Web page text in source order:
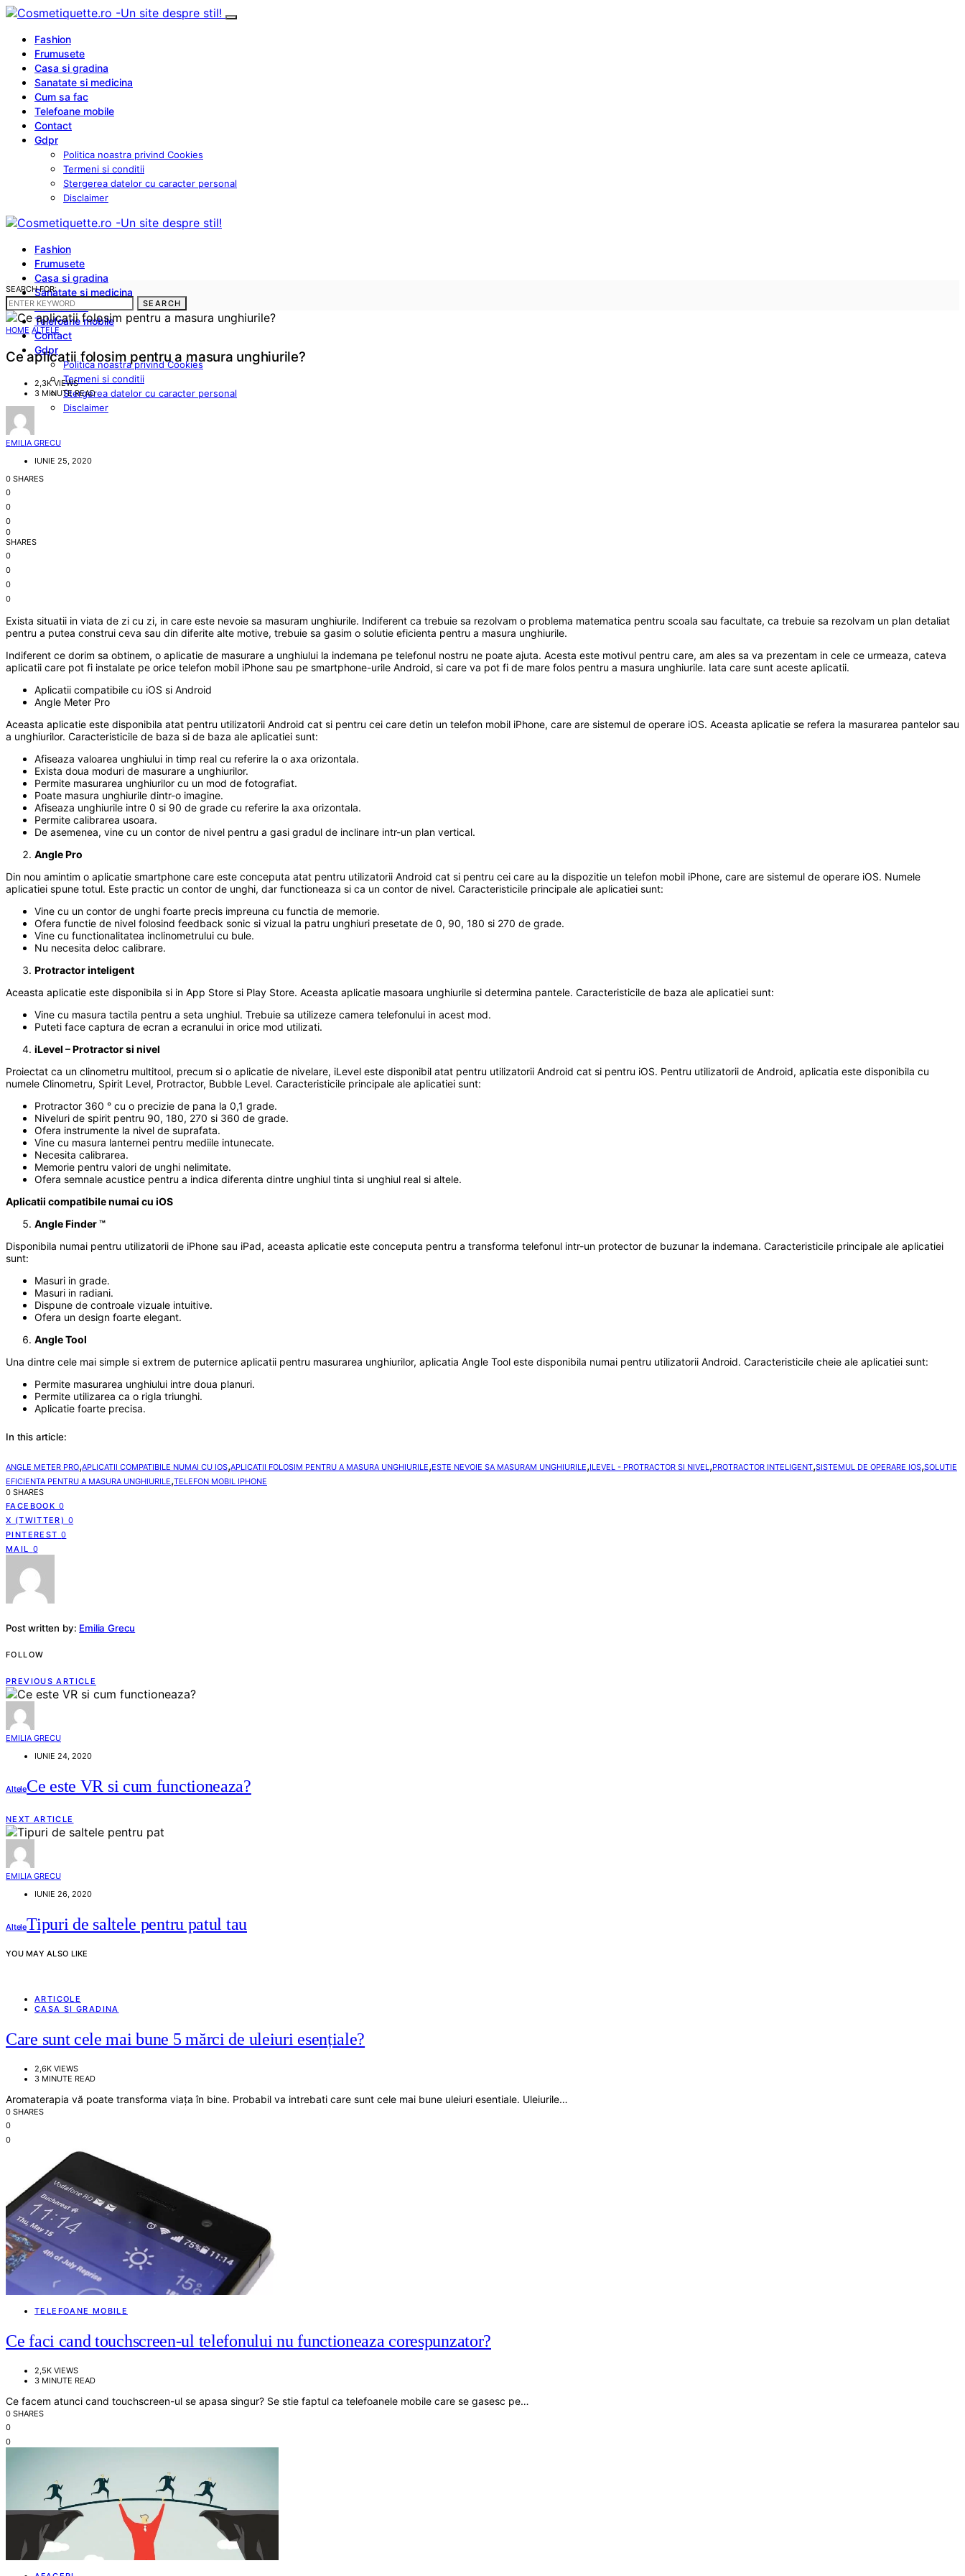
Fashion
Frumusete
Casa si gradina
Sanatate si medicina
Cum sa fac
Telefoane mobile
Contact
Gdpr
Politica noastra privind Cookies
Termeni si conditii
Stergerea datelor cu caracter personal
Disclaimer
Fashion
Frumusete
Casa si gradina
Sanatate si medicina
Cum sa fac
Telefoane mobile
Contact
Gdpr
Politica noastra privind Cookies
Termeni si conditii
Stergerea datelor cu caracter personal
Disclaimer
SEARCH FOR:
SEARCH
HOME ALTELE
Ce aplicatii folosim pentru a masura unghiurile?
2,3K VIEWS
3 MINUTE READ
EMILIA GRECU
IUNIE 25, 2020
0 SHARES
0
0
0
0
SHARES
0
0
0
0
Exista situatii in viata de zi cu zi, in care este nevoie sa masuram unghiurile. Indiferent ca trebuie sa rezolvam o problema matematica pentru scoala sau facultate, ca trebuie sa rezolvam un plan detaliat
pentru a putea construi ceva sau din diferite alte motive, trebuie sa gasim o solutie eficienta pentru a masura unghiurile.
Indiferent ce dorim sa obtinem, o aplicatie de masurare a unghiului la indemana pe telefonul nostru ne poate ajuta. Acesta este motivul pentru care, am ales sa va prezentam in cele ce urmeaza, cateva
aplicatii care pot fi instalate pe orice telefon mobil iPhone sau pe smartphone-urile Android, si care va pot fi de mare folos pentru a masura unghiurile. Iata care sunt aceste aplicatii.
Aplicatii compatibile cu iOS si Android
Angle Meter Pro
Aceasta aplicatie este disponibila atat pentru utilizatorii Android cat si pentru cei care detin un telefon mobil iPhone, care are sistemul de operare iOS. Aceasta aplicatie se refera la masurarea pantelor sau
a unghiurilor. Caracteristicile de baza si de baza ale aplicatiei sunt:
Afiseaza valoarea unghiului in timp real cu referire la o axa orizontala.
Exista doua moduri de masurare a unghiurilor.
Permite masurarea unghiurilor cu un mod de fotografiat.
Poate masura unghiurile dintr-o imagine.
Afiseaza unghiurile intre 0 si 90 de grade cu referire la axa orizontala.
Permite calibrarea usoara.
De asemenea, vine cu un contor de nivel pentru a gasi gradul de inclinare intr-un plan vertical.
Angle Pro
Din nou amintim o aplicatie smartphone care este conceputa atat pentru utilizatorii Android cat si pentru cei care au la dispozitie un telefon mobil iPhone, care are sistemul de operare iOS. Numele
aplicatiei spune totul. Este practic un contor de unghi, dar functioneaza si ca un contor de nivel. Caracteristicile principale ale aplicatiei sunt:
Vine cu un contor de unghi foarte precis impreuna cu functia de memorie.
Ofera functie de nivel folosind feedback sonic si vizual la patru unghiuri presetate de 0, 90, 180 si 270 de grade.
Vine cu functionalitatea inclinometrului cu bule.
Nu necesita deloc calibrare.
Protractor inteligent
Aceasta aplicatie este disponibila si in App Store si Play Store. Aceasta aplicatie masoara unghiurile si determina pantele. Caracteristicile de baza ale aplicatiei sunt:
Vine cu masura tactila pentru a seta unghiul. Trebuie sa utilizeze camera telefonului in acest mod.
Puteti face captura de ecran a ecranului in orice mod utilizati.
iLevel – Protractor si nivel
Proiectat ca un clinometru multitool, precum si o aplicatie de nivelare, iLevel este disponibil atat pentru utilizatorii Android cat si pentru iOS. Pentru utilizatorii de Android, aplicatia este disponibila cu
numele Clinometru, Spirit Level, Protractor, Bubble Level. Caracteristicile principale ale aplicatiei sunt:
Protractor 360 ° cu o precizie de pana la 0,1 grade.
Niveluri de spirit pentru 90, 180, 270 si 360 de grade.
Ofera instrumente la nivel de suprafata.
Vine cu masura lanternei pentru mediile intunecate.
Necesita calibrarea.
Memorie pentru valori de unghi nelimitate.
Ofera semnale acustice pentru a indica diferenta dintre unghiul tinta si unghiul real si altele.
Aplicatii compatibile numai cu iOS
Angle Finder ™
Disponibila numai pentru utilizatorii de iPhone sau iPad, aceasta aplicatie este conceputa pentru a transforma telefonul intr-un protector de buzunar la indemana. Caracteristicile principale ale aplicatiei
sunt:
Masuri in grade.
Masuri in radiani.
Dispune de controale vizuale intuitive.
Ofera un design foarte elegant.
Angle Tool
Una dintre cele mai simple si extrem de puternice aplicatii pentru masurarea unghiurilor, aplicatia Angle Tool este disponibila numai pentru utilizatorii Android. Caracteristicile cheie ale aplicatiei sunt:
Permite masurarea unghiului intre doua planuri.
Permite utilizarea ca o rigla triunghi.
Aplicatie foarte precisa.
In this article:
ANGLE METER PRO,APLICATII COMPATIBILE NUMAI CU IOS,APLICATII FOLOSIM PENTRU A MASURA UNGHIURILE,ESTE NEVOIE SA MASURAM UNGHIURILE,ILEVEL - PROTRACTOR SI NIVEL ,PROTRACTOR INTELIGENT,SISTEMUL DE OPERARE IOS,SOLUTIE
EFICIENTA PENTRU A MASURA UNGHIURILE,TELEFON MOBIL IPHONE
0 SHARES
FACEBOOK 0
X (TWITTER) 0
PINTEREST 0
MAIL
0
Post written by: Emilia Grecu
FOLLOW
PREVIOUS ARTICLE
EMILIA GRECU
IUNIE 24, 2020
AlteleCe este VR si cum functioneaza?
NEXT ARTICLE
EMILIA GRECU
IUNIE 26, 2020
AlteleTipuri de saltele pentru patul tau
YOU MAY ALSO LIKE
ARTICOLE
CASA SI GRADINA
Care sunt cele mai bune 5 mărci de uleiuri esențiale?
2,6K VIEWS
3 MINUTE READ
Aromaterapia vă poate transforma viața în bine. Probabil va intrebati care sunt cele mai bune uleiuri esentiale. Uleiurile…
0 SHARES
0
0
TELEFOANE MOBILE
Ce faci cand touchscreen-ul telefonului nu functioneaza corespunzator?
2,5K VIEWS
3 MINUTE READ
Ce facem atunci cand touchscreen-ul se apasa singur? Se stie faptul ca telefoanele mobile care se gasesc pe…
0 SHARES
0
0